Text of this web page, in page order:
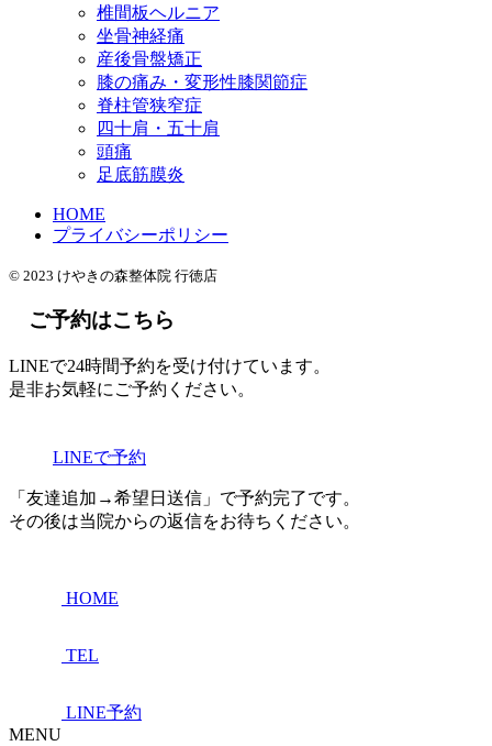
椎間板ヘルニア
坐骨神経痛
産後骨盤矯正
膝の痛み・変形性膝関節症
脊柱管狭窄症
四十肩・五十肩
頭痛
足底筋膜炎
HOME
プライバシーポリシー
© 2023 けやきの森整体院 行徳店
ご予約はこちら
LINEで24時間予約を受け付けています。
是非お気軽にご予約ください。
LINEで予約
「友達追加→希望日送信」で予約完了です。
その後は当院からの返信をお待ちください。
HOME
TEL
LINE予約
MENU